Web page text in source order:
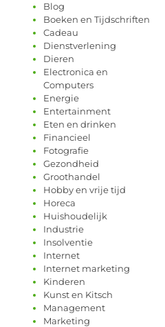
Blog
Boeken en Tijdschriften
Cadeau
Dienstverlening
Dieren
Electronica en
Computers
Energie
Entertainment
Eten en drinken
Financieel
Fotografie
Gezondheid
Groothandel
Hobby en vrije tijd
Horeca
Huishoudelijk
Industrie
Insolventie
Internet
Internet marketing
Kinderen
Kunst en Kitsch
Management
Marketing